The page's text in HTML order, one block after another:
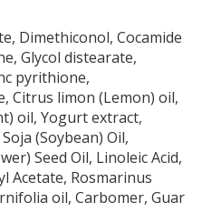
Dimethiconol, Cocamide
Glycol distearate,
pyrithione,
Citrus limon (Lemon) oil,
oil, Yogurt extract,
(Soybean) Oil,
Seed Oil, Linoleic Acid,
Acetate, Rosmarinus
oil, Carbomer, Guar